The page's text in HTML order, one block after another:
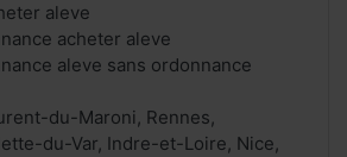
aleve
acheter aleve
aleve sans ordonnance
du-Maroni, Rennes,
du-Var, Indre-et-Loire, Nice,